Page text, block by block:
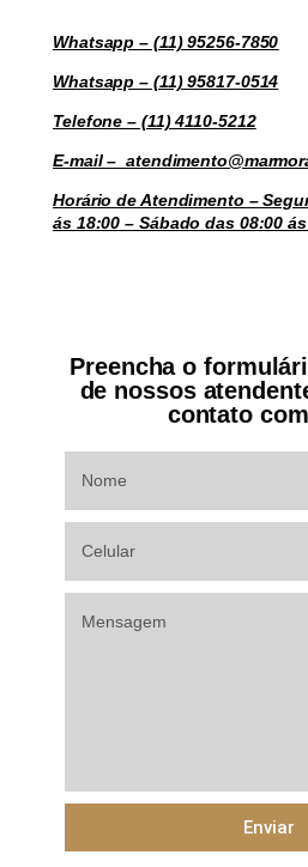
Whatsapp – (11) 95256-7850
Whatsapp – (11) 95817-0514
Telefone – (11) 4110-5212
E-mail –
Horário de Atendimento –
ás 18:00 – Sábado das 08:00
Preencha o
de nossos
contato
Enviar